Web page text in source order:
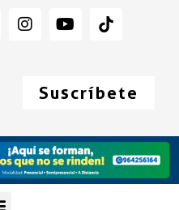
Suscríbete